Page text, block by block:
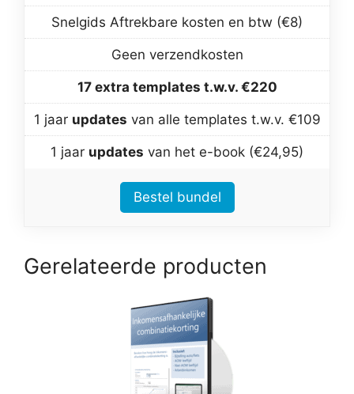
Snelgids Aftrekbare kosten en btw (€8)
Geen verzendkosten
17 extra templates t.w.v. €220
1 jaar updates van alle templates t.w.v. €109
1 jaar updates van het e-book (€24,95)
Bestel bundel
Gerelateerde producten